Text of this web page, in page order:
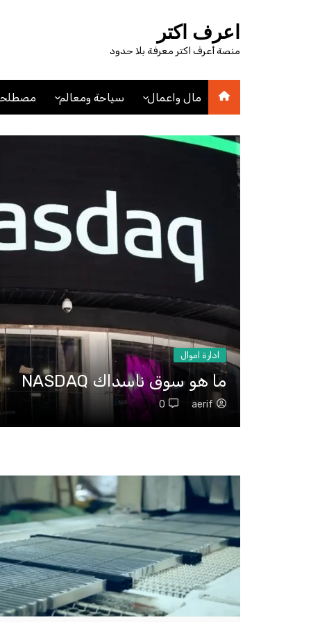
اعرف اكتر
منصة أعرف اكتر معرفة بلا حدود
مال واعمال
مصطلحات اقتصادية
سياحة ومعالم
ادارة اموال
ما هو سوق ناسداك NASDAQ
aerif
0